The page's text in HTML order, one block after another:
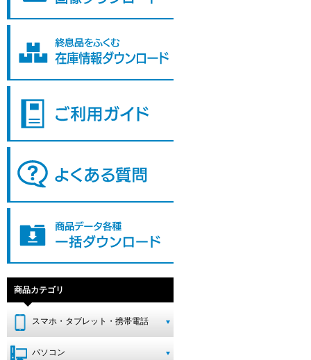
商品カテゴリ
スマホ・タブレット・携帯電話
パソコン